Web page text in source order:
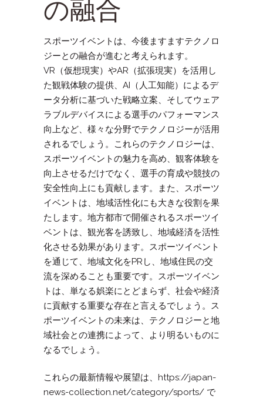
の融合
スポーツイベントは、今後ますますテクノロ
ジーとの融合が進むと考えられます。
VR（仮想現実）やAR（拡張現実）を活用し
た観戦体験の提供、AI（人工知能）によるデ
ータ分析に基づいた戦略立案、そしてウェア
ラブルデバイスによる選手のパフォーマンス
向上など、様々な分野でテクノロジーが活用
されるでしょう。これらのテクノロジーは、
スポーツイベントの魅力を高め、観客体験を
向上させるだけでなく、選手の育成や競技の
安全性向上にも貢献します。また、スポーツ
イベントは、地域活性化にも大きな役割を果
たします。地方都市で開催されるスポーツイ
ベントは、観光客を誘致し、地域経済を活性
化させる効果があります。スポーツイベント
を通じて、地域文化をPRし、地域住民の交
流を深めることも重要です。スポーツイベン
トは、単なる娯楽にとどまらず、社会や経済
に貢献する重要な存在と言えるでしょう。ス
ポーツイベントの未来は、テクノロジーと地
域社会との連携によって、より明るいものに
なるでしょう。
これらの最新情報や展望は、https://japan-
news-collection.net/category/sports/ で